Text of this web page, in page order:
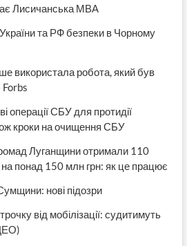
Лисичанська МВА
та РФ безпеки в Чорному
використала робота, який був
операції СБУ для протидії
кроки на очищення СБУ
Луганщини отримали 110
на понад 150 млн грн: як це працює
нові підозри
від мобілізації: судитимуть